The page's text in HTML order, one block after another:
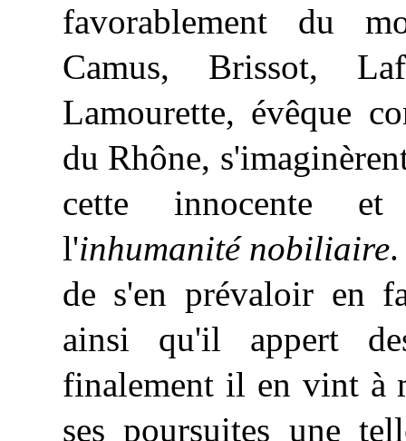
favorablement du
Camus, Brissot,
Lamourette, évêque
du Rhône,
cette innocente et
l'inhumanité nobiliaire
de s'en prévaloir en
ainsi qu'il appert
finalement il en vint à
ses poursuites une